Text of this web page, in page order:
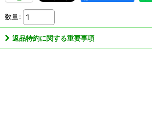
数量:
返品特約に関する重要事項